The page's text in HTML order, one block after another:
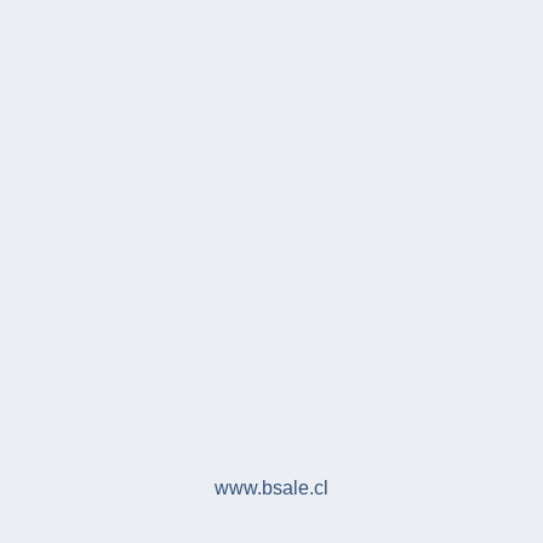
www.bsale.cl